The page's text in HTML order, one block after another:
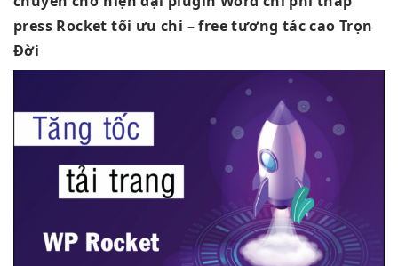
press Rockettối ưu chi – freetương tác cao Trọn
Đời